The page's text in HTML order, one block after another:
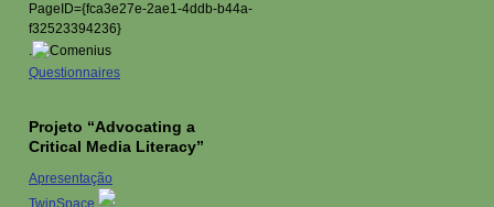
.
Questionnaires
Projeto “Advocating a
Critical Media Literacy”
Apresentação
TwinSpace